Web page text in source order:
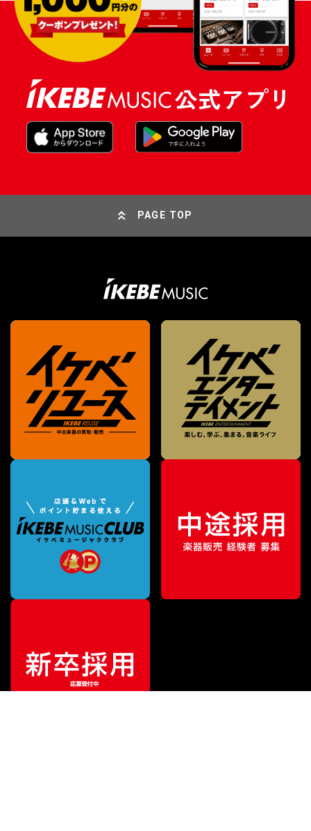
PAGE TOP